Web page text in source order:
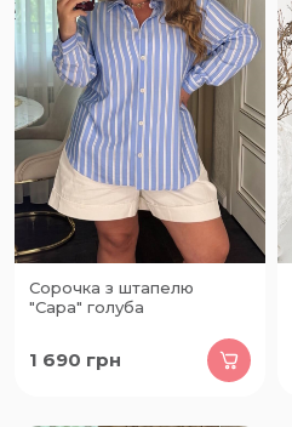
Сорочка з штапелю
"Сара" голуба
1 690 грн